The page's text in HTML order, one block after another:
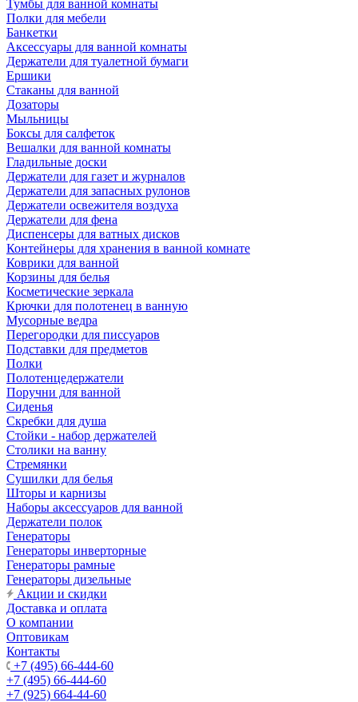
Тумбы для ванной комнаты
Полки для мебели
Банкетки
Аксессуары для ванной комнаты
Держатели для туалетной бумаги
Ершики
Стаканы для ванной
Дозаторы
Мыльницы
Боксы для салфеток
Вешалки для ванной комнаты
Гладильные доски
Держатели для газет и журналов
Держатели для запасных рулонов
Держатели освежителя воздуха
Держатели для фена
Диспенсеры для ватных дисков
Контейнеры для хранения в ванной комнате
Коврики для ванной
Корзины для белья
Косметические зеркала
Крючки для полотенец в ванную
Мусорные ведра
Перегородки для писсуаров
Подставки для предметов
Полки
Полотенцедержатели
Поручни для ванной
Сиденья
Скребки для душа
Стойки - набор держателей
Столики на ванну
Стремянки
Сушилки для белья
Шторы и карнизы
Наборы аксессуаров для ванной
Держатели полок
Генераторы
Генераторы инверторные
Генераторы рамные
Генераторы дизельные
Акции и скидки
Доставка и оплата
О компании
Оптовикам
Контакты
+7 (495) 66-444-60
+7 (495) 66-444-60
+7 (925) 664-44-60